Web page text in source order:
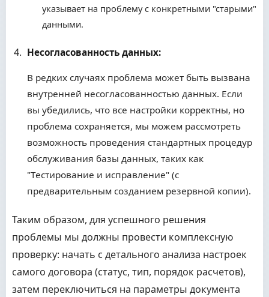
указывает на проблему с конкретными "старыми"
данными.
Несогласованность данных:
В редких случаях проблема может быть вызвана
внутренней несогласованностью данных. Если
вы убедились, что все настройки корректны, но
проблема сохраняется, мы можем рассмотреть
возможность проведения стандартных процедур
обслуживания базы данных, таких как
"Тестирование и исправление" (с
предварительным созданием резервной копии).
Таким образом, для успешного решения
проблемы мы должны провести комплексную
проверку: начать с детального анализа настроек
самого договора (статус, тип, порядок расчетов),
затем переключиться на параметры документа